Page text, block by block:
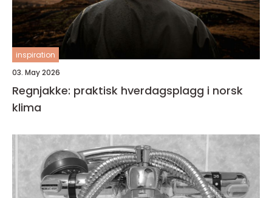
inspiration
03. May 2026
Regnjakke: praktisk hverdagsplagg i norsk
klima